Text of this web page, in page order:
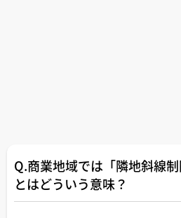
Q.商業地域では「隣地斜線制
とはどういう意味？